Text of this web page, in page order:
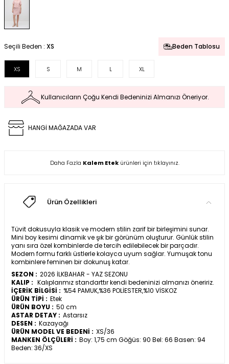
Seçili Beden : XS Beden Tablosu
XS S M L XL
Kullanıcıların Çoğu Kendi Bedeninizi Almanızı Öneriyor.
HANGİ MAĞAZADA VAR
Daha Fazla Kalem Etekürünleri için tıklayınız.
Ürün Özellikleri
Tüvit dokusuyla klasik ve modern stilin zarif bir birleşimini sunar.
Mini boy kesimi dinamik ve şık bir görünüm oluşturur. Günlük stilin
yanı sıra özel kombinlerde de tercih edilebilecek bir parçadır.
Modern formu farklı üstlerle kolayca uyum sağlar. Yumuşak tonu
kombinlere feminen bir dokunuş katar.
SEZON : 2026 İLKBAHAR - YAZ SEZONU
KALIP : Kalıplarımız standarttır kendi bedeninizi almanızı öneririz.
İÇERİK BİLGİSİ : %54 PAMUK,%36 POLİESTER,%10 VİSKOZ
ÜRÜN TİPİ : Etek
ÜRÜN BOYU : 50 cm
ASTAR DETAY : Astarsız
DESEN : Kazayağı
ÜRÜN MODEL VE BEDENİ : XS/36
MANKEN ÖLÇÜLERİ : Boy: 1,75 cm Göğüs: 90 Bel: 66 Basen: 94
Beden: 36/XS